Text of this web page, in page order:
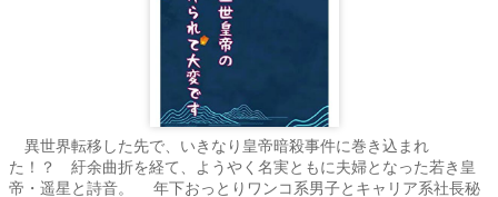
異世界転移した先で、いきなり皇帝暗殺事件に巻き込まれ
た！？ 紆余曲折を経て、ようやく名実ともに夫婦となった若き皇
帝・遥星と詩音。 年下おっとりワンコ系男子とキャリア系社長秘